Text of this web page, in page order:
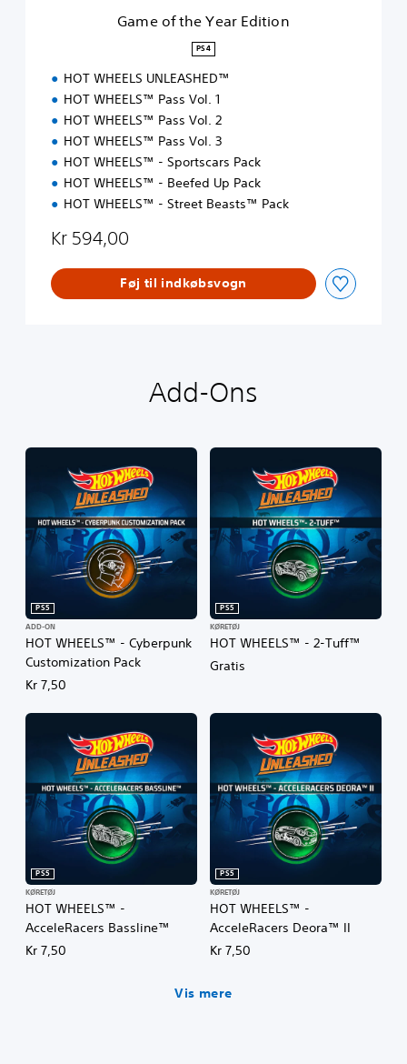
Game of the Year Edition
PS4
HOT WHEELS UNLEASHED™
HOT WHEELS™ Pass Vol. 1
HOT WHEELS™ Pass Vol. 2
HOT WHEELS™ Pass Vol. 3
HOT WHEELS™ - Sportscars Pack
HOT WHEELS™ - Beefed Up Pack
HOT WHEELS™ - Street Beasts™ Pack
Kr 594,00
Føj til indkøbsvogn
Add-Ons
HOT WHEELS™ - Cyberpunk
Customization Pack
PS5
ADD-ON
Kr 7,50
HOT WHEELS™ - 2-Tuff™
PS5
KØRETØJ
Gratis
HOT WHEELS™ -
AcceleRacers Bassline™
PS5
KØRETØJ
Kr 7,50
HOT WHEELS™ -
AcceleRacers Deora™ II
PS5
KØRETØJ
Kr 7,50
Vis mere